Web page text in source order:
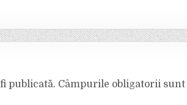
publicată. Câmpurile obligatorii